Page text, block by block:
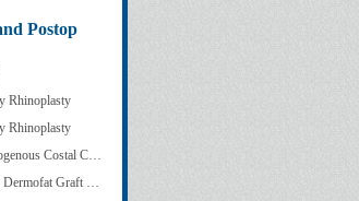
Postop
Rhinoplasty
Rhinoplasty
全自體肋骨隆鼻 Autogenous Costal Cartilage Rhinoplasty
自體脂肪真皮鼻整形 Dermofat Graft Rhinoplasty